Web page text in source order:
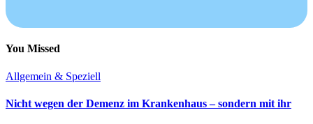
You Missed
Allgemein & Speziell
Nicht wegen der Demenz im Krankenhaus – sondern mit ihr